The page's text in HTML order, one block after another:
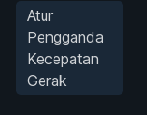
Atur
Pengganda
Kecepatan
Gerak